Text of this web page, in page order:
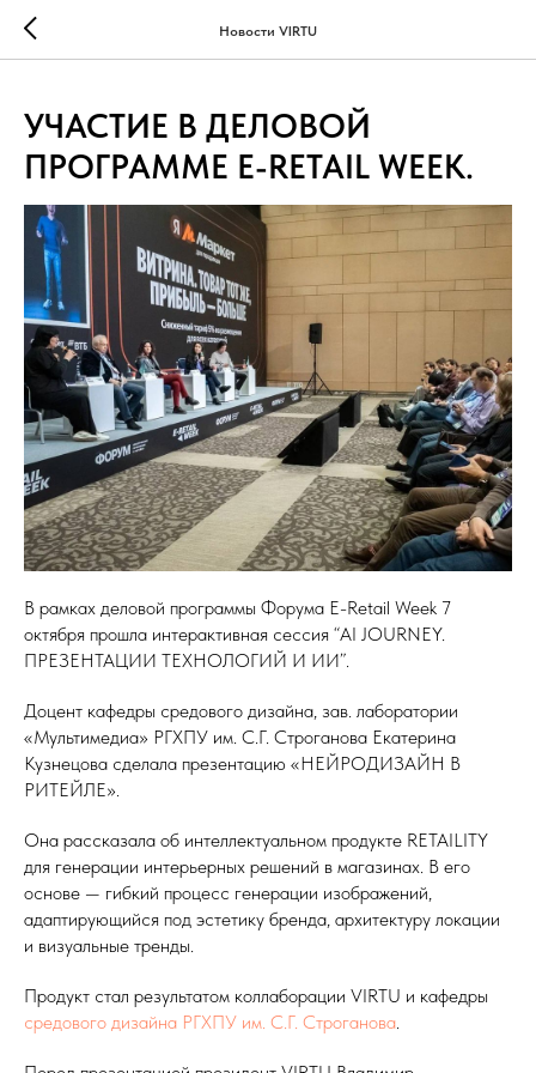
Новости VIRTU
УЧАСТИЕ В ДЕЛОВОЙ
ПРОГРАММЕ E-RETAIL WEEK.
В рамках деловой программы Форума E-Retail Week 7
октября прошла интерактивная сессия “AI JOURNEY.
ПРЕЗЕНТАЦИИ ТЕХНОЛОГИЙ И ИИ”.
Доцент кафедры средового дизайна, зав. лаборатории
«Мультимедиа» РГХПУ им. С.Г. Строганова Екатерина
Кузнецова сделала презентацию «НЕЙРОДИЗАЙН В
РИТЕЙЛЕ».
Она рассказала об интеллектуальном продукте RETAILITY
для генерации интерьерных решений в магазинах. В его
основе — гибкий процесс генерации изображений,
адаптирующийся под эстетику бренда, архитектуру локации
и визуальные тренды.
Продукт стал результатом коллаборации VIRTU и кафедры
средового дизайна РГХПУ им. С.Г. Строганова.